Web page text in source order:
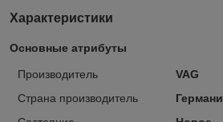
Характеристики
Основные атрибуты
Производитель
VAG
Страна производитель